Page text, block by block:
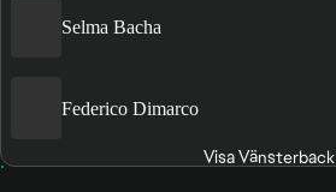
Selma Bacha
Federico Dimarco
Visa Vänsterback